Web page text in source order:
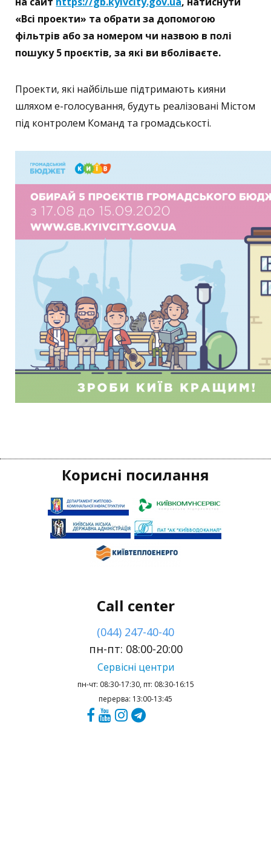
«Всі проекти» та обрати за допомогою
фільтрів або за номером чи назвою в полі
пошуку 5 проєктів, за які ви вболіваєте.
Проекти, які найбільше підтримають кияни
шляхом е-голосування, будуть реалізовані Містом
під контролем Команд та громадськості.
Корисні посилання
Call center
(044) 247-40-40
пн-пт: 08:00-20:00
Сервісні центри
пн-чт: 08:30-17:30, пт: 08:30-16:15
перерва: 13:00-13:45